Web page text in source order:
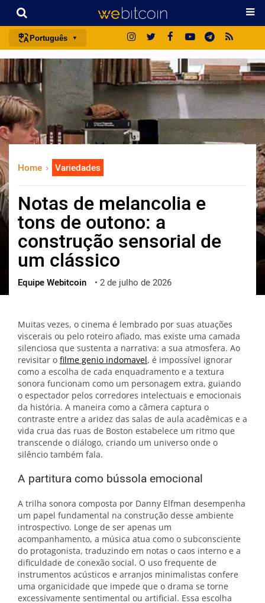
Português
português (BR)
english
español
français
italiano
日本語
русский
한국어
العربية
ไทย
ქართული
Home Variedades
Notas de melancolia e
tons de outono: a
construção sensorial de
um clássico
Equipe Webitcoin • 2 de julho de 2026
Muitas vezes, o cinema é lembrado por suas atuações
viscerais ou pelo roteiro afiado, mas existe uma camada
silenciosa que sustenta a narrativa: a sua atmosfera. Ao
revisitar o filme genio indomavel, é impossível ignorar
como a escolha de cada enquadramento e a textura
sonora funcionam como um personagem extra, guiando
o espectador pelos corredores intelectuais e emocionais
da história. A maneira como a câmera captura o
contraste entre a aridez das salas de aula acadêmicas e a
vida crua das ruas de Boston estabelece um ritmo que
transcende o diálogo, criando um universo onde o
silêncio também fala.
A partitura como bússola emocional
A trilha sonora composta por Danny Elfman desempenha
um papel fundamental na construção desse ambiente
introspectivo. Longe de ser apenas um
acompanhamento, a música atua como o subconsciente
do protagonista, traduzindo em notas o caos interno e a
dificuldade de conexão social. O uso frequente de
instrumentos acústicos e arranjos minimalistas confere
uma organicidade que impede que o drama se torne
excessivamente sentimental ou artificial. Essa escolha